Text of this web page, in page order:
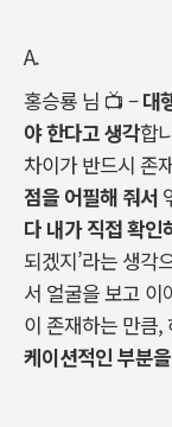
A.
홍승룡 님 📺 – 대
야 한다고 생각합
차이가 반드시 존
점을 어필해 줘서
다 내가 직접 확인
되겠지’라는 생각
서 얼굴을 보고 이
이 존재하는 만큼,
케이션적인 부분